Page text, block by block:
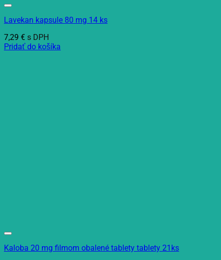
Lavekan kapsule 80 mg 14 ks
7,29 € s DPH
Pridať do košíka
Kaloba 20 mg filmom obalené tablety tablety 21ks